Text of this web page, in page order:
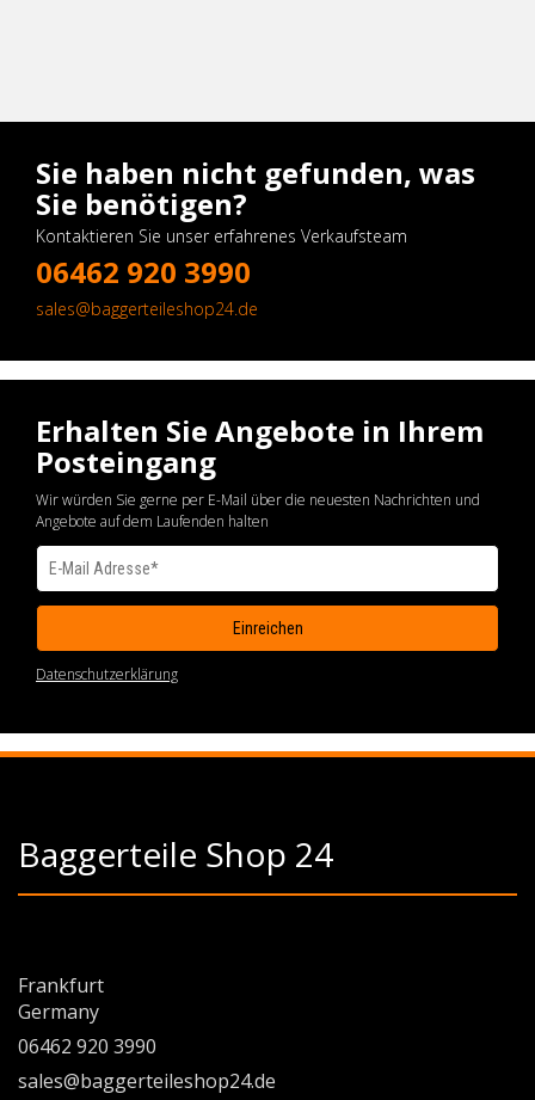
Sie haben nicht gefunden, was
Sie benötigen?
Kontaktieren Sie unser erfahrenes Verkaufsteam
06462 920 3990
sales@baggerteileshop24.de
Erhalten Sie Angebote in Ihrem
Posteingang
Wir würden Sie gerne per E-Mail über die neuesten Nachrichten und
Angebote auf dem Laufenden halten
Datenschutzerklärung
Baggerteile Shop 24
Frankfurt
Germany
06462 920 3990
sales@baggerteileshop24.de